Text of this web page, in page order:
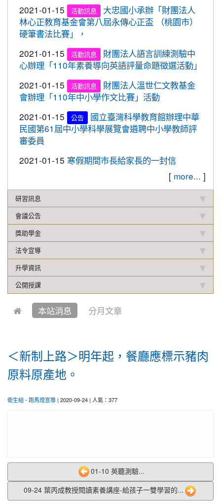
2020-01-09
賀!
本校學生參加玄峰盃羽球錦標賽成
績優異
2019-12-20 賀!
本校學生參加108年臺北市中正盃
羽球錦標賽成績優異
2019-12-20 賀!
本校學生參加109年桃園市中小學
校聯合運動會楊梅區選拔賽成績優異
2019-12-16 賀!
本校學生參加2019年名人盃冬季校
園圍棋對抗賽成績優異
2019-12-12 重要
108年校內語文競賽 得獎名單(最
新版12.17)
賀!
本校學生參加楊梅盃直排輪溜冰錦
標賽成績優異
恭喜！本校直笛隊參加108學年度
桃園市音樂比賽榮獲優等佳績！
2019-11-07
本校學生參加新竹市新豐盃羽球賽
成績優異
2019-10-21 賀!
本校學生參加2019年國慶華江盃羽
球錦標賽成績優異
2019-10-04
本校學生參加108年新北市城市夏
季盃全國羽球錦標賽成績優異
2019-10-04
本校學生參加中壢第六屆跆拳道錦
標賽成績優異
競賽, 榮獲總成績達前60%獎項
2020-12-31
本校學生參加109年桃園市理事長
盃溜冰錦標賽成績優異
2020-12-14
賀!
本校學生參加110年桃園市中小學
校聯合運動會楊梅區選拔賽成績優異
中正盃溜冰錦標賽成績優異
2020-11-16 賀!
恭賀本校六年四班學生林恩如參加
桃園市109年度「3Q達人故事甄選活動」，榮獲EQ
2021-01-15
活動訊息
大忠國小承辦「財團法人
林心正教育基金會第八屆永傳心正盃 （桃園市）
硬筆書法比賽」，
2021-01-15
活動訊息
財團法人語言訓練測驗中
心辦理「110年素養導向英語評量命題徵選活動」
2021-01-15
活動訊息
財團法人溫世仁文教基金
會辦理「110年中小學作文比賽」活動
2021-01-15
公告
國立臺灣科學教育館辦理中華
民國第61屆中小學科學展覽會遴聘中小學教師評
審委員
2021-01-15 寒假期間市長給家長的一封信
[ more... ]
研習訊息
會議公告
獎助學金
法令宣導
升學資訊
公開授課
本站消息 分月文章
＜新制上路＞明年起，餐廳應標示豬肉
原料原產地。
衛生組 - 跑馬燈宣導 | 2020-09-24 | 人氣：377
01-10 英聽測驗...
09-24 葉丙成教授閱讀素養講座-給孩子一雙學習的...